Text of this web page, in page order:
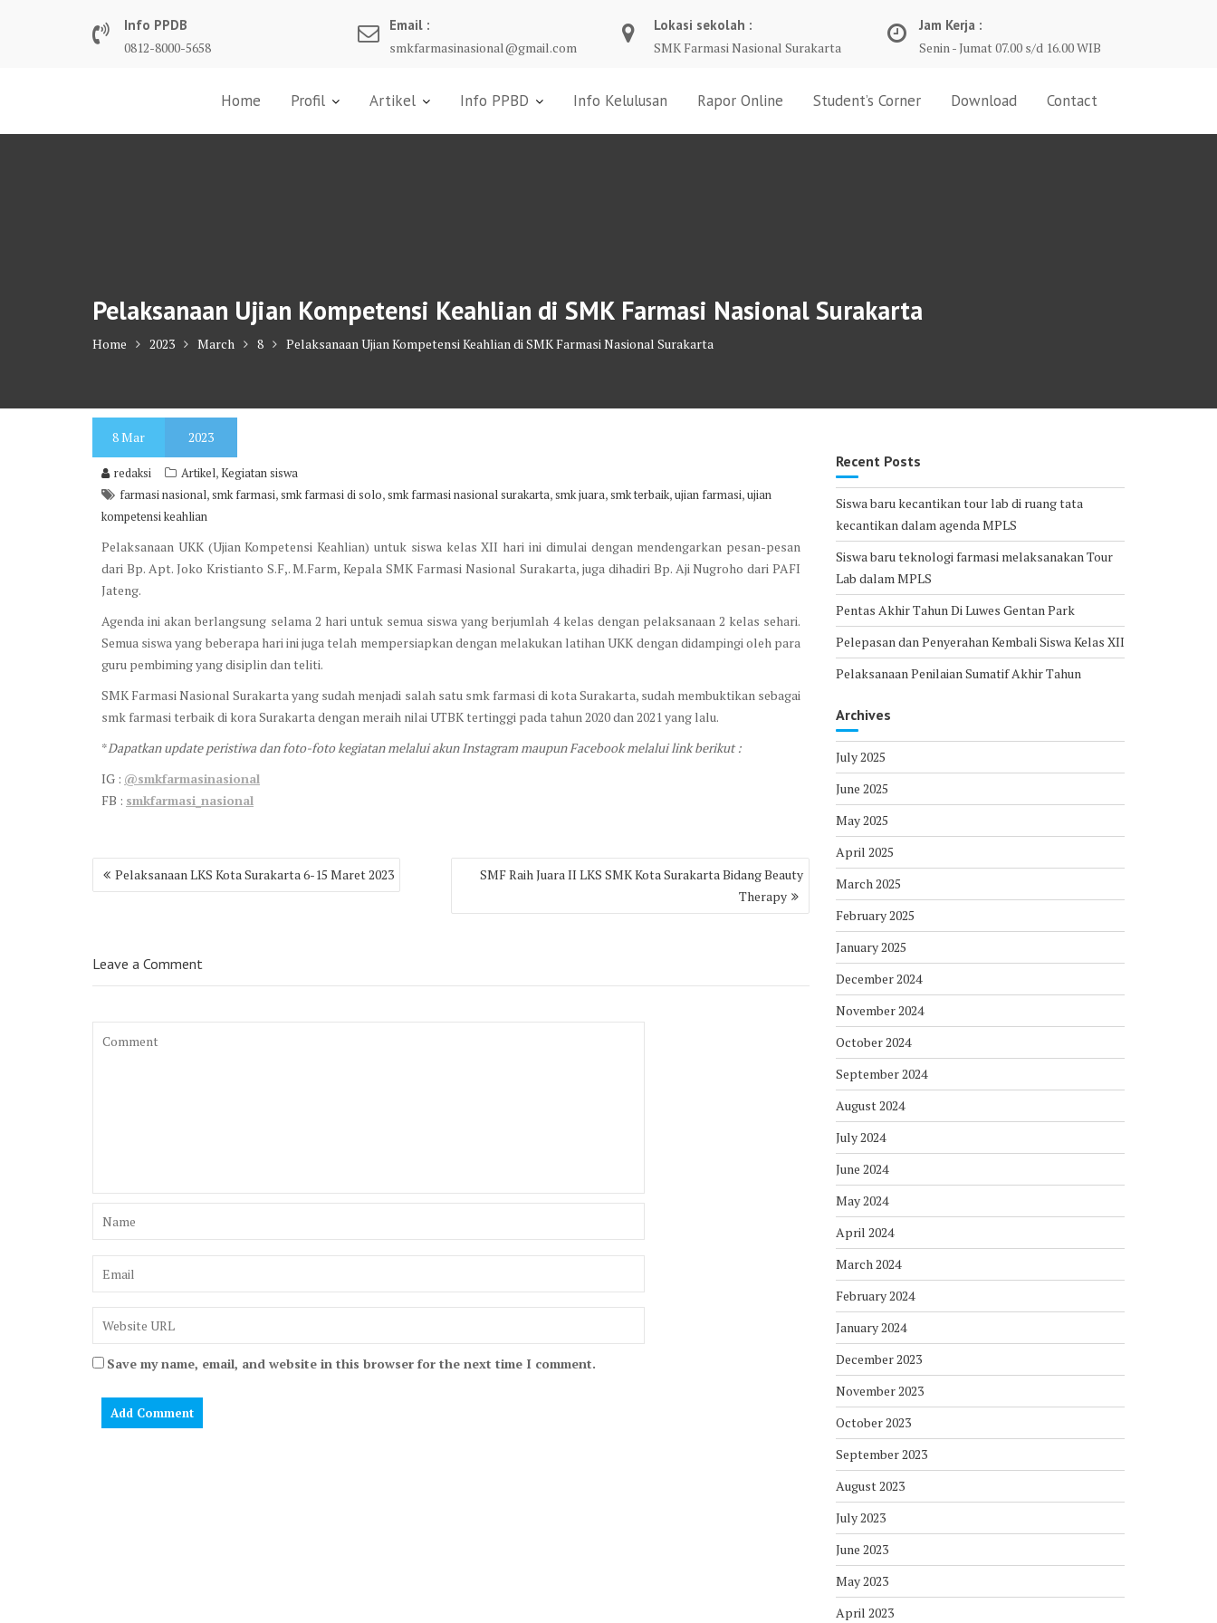
Info PPDB
0812-8000-5658
Email :
smkfarmasinasional@gmail.com
Lokasi sekolah :
SMK Farmasi Nasional Surakarta
Jam Kerja :
Senin - Jumat 07.00 s/d 16.00 WIB
Home Profil Artikel Info PPBD Info Kelulusan Rapor Online Student’s Corner Download Contact
Pelaksanaan Ujian Kompetensi Keahlian di SMK Farmasi Nasional Surakarta
Home 2023 March 8 Pelaksanaan Ujian Kompetensi Keahlian di SMK Farmasi Nasional Surakarta
8Mar 2023
redaksi Artikel,Kegiatan siswa
farmasi nasional,smk farmasi,smk farmasi di solo,smk farmasi nasional surakarta,smk juara,smk terbaik,ujian farmasi,ujian
kompetensi keahlian
Pelaksanaan UKK (Ujian Kompetensi Keahlian) untuk siswa kelas XII hari ini dimulai dengan mendengarkan pesan-pesan
dari Bp. Apt. Joko Kristianto S.F,. M.Farm, Kepala SMK Farmasi Nasional Surakarta, juga dihadiri Bp. Aji Nugroho dari PAFI
Jateng.
Agenda ini akan berlangsung selama 2 hari untuk semua siswa yang berjumlah 4 kelas dengan pelaksanaan 2 kelas sehari.
Semua siswa yang beberapa hari ini juga telah mempersiapkan dengan melakukan latihan UKK dengan didampingi oleh para
guru pembiming yang disiplin dan teliti.
SMK Farmasi Nasional Surakarta yang sudah menjadi salah satu smk farmasi di kota Surakarta, sudah membuktikan sebagai
smk farmasi terbaik di kora Surakarta dengan meraih nilai UTBK tertinggi pada tahun 2020 dan 2021 yang lalu.
*Dapatkan update peristiwa dan foto-foto kegiatan melalui akun Instagram maupun Facebook melalui link berikut :
IG : @smkfarmasinasional
FB : smkfarmasi_nasional
Post
navigation
Pelaksanaan LKS Kota Surakarta 6-15 Maret 2023
SMF Raih Juara II LKS SMK Kota Surakarta Bidang Beauty
Therapy
Leave a Comment
Save my name, email, and website in this browser for the next time I comment.
Recent Posts
Siswa baru kecantikan tour lab di ruang tata
kecantikan dalam agenda MPLS
Siswa baru teknologi farmasi melaksanakan Tour
Lab dalam MPLS
Pentas Akhir Tahun Di Luwes Gentan Park
Pelepasan dan Penyerahan Kembali Siswa Kelas XII
Pelaksanaan Penilaian Sumatif Akhir Tahun
Archives
July 2025
June 2025
May 2025
April 2025
March 2025
February 2025
January 2025
December 2024
November 2024
October 2024
September 2024
August 2024
July 2024
June 2024
May 2024
April 2024
March 2024
February 2024
January 2024
December 2023
November 2023
October 2023
September 2023
August 2023
July 2023
June 2023
May 2023
April 2023